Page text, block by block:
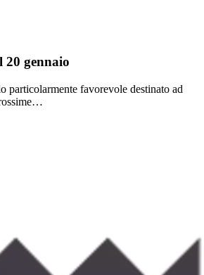
20 gennaio
particolarmente favorevole destinato ad